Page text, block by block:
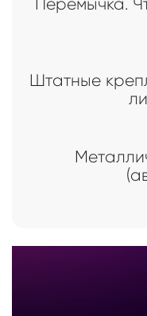
Перемычка.
Штатные